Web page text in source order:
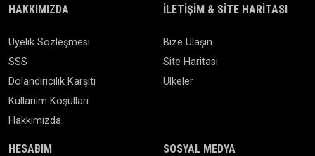
HAKKIMIZDA
Üyelik Sözleşmesi
SSS
Dolandırıcılık Karşıtı
Kullanım Koşulları
Hakkımızda
İLETIŞIM & SITE HARITASI
Bize Ulaşın
Site Haritası
Ülkeler
HESABIM SOSYAL MEDYA